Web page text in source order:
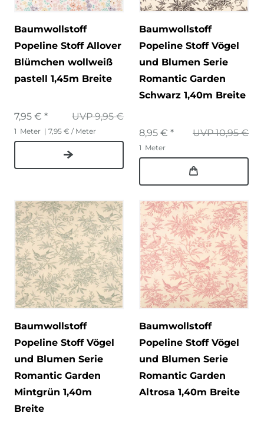
Baumwollstoff
Popeline Stoff Allover
Blümchen wollweiß
pastell 1,45m Breite
UVP 9,95 €
7,95 € *
1 Meter | 7,95 € / Meter
Baumwollstoff
Popeline Stoff Vögel
und Blumen Serie
Romantic Garden
Schwarz 1,40m Breite
UVP 10,95 €
8,95 € *
1 Meter
Baumwollstoff
Popeline Stoff Vögel
und Blumen Serie
Romantic Garden
Mintgrün 1,40m
Breite
Baumwollstoff
Popeline Stoff Vögel
und Blumen Serie
Romantic Garden
Altrosa 1,40m Breite